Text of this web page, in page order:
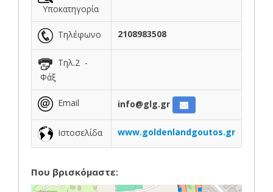
Υποκατηγορία
Τηλέφωνο 2108983508
Τηλ.2 -
Φάξ
Email info@glg.gr
Ιστοσελίδα www.goldenlandgoutos.gr
Που βρισκόμαστε: